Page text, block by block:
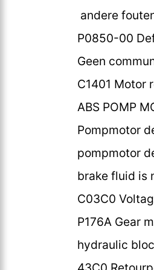
andere
P0850-00
Geen
C1401 Motor
ABS POMP
Pompmotor
pompmotor
brake fluid is
C03C0
P176A Gear
hydraulic